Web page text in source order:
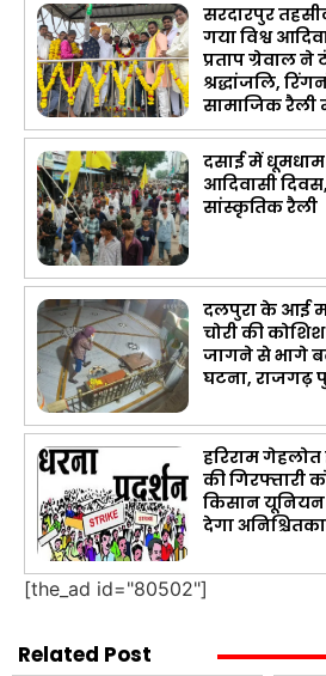
सरदारपुर
गया विश्व
प्रताप ग्रेवाल ने
श्रद्धांजलि,
सामाजिक रैली
दसाई में धूमधाम
आदिवासी
सांस्कृतिक रैली
दलपुरा के आई
चोरी की
जागने से भागे
घटना, राजगढ़
हरिराम गेहलोत
की गिरफ्तारी
किसान
देगा
[the_ad id="80502"]
Related Post